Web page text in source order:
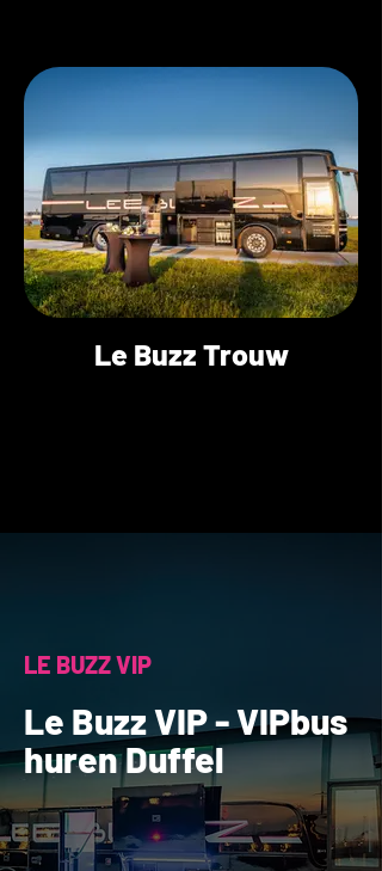
Le Buzz Trouw
LE BUZZ VIP
Le Buzz VIP - VIPbus
huren Duffel